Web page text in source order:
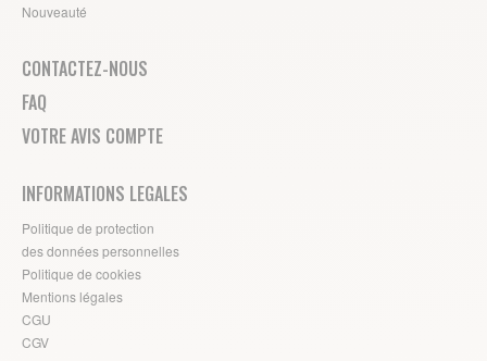
Nouveauté
CONTACTEZ-NOUS
FAQ
VOTRE AVIS COMPTE
INFORMATIONS LEGALES
Politique de protection
des données personnelles
Politique de cookies
Mentions légales
CGU
CGV